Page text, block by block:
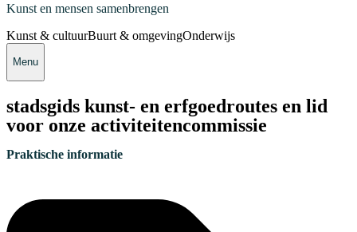
Kunst en mensen samenbrengen
Kunst & cultuurBuurt & omgevingOnderwijs
Menu
stadsgids kunst- en erfgoedroutes en lid
voor onze activiteitencommissie
Praktische informatie